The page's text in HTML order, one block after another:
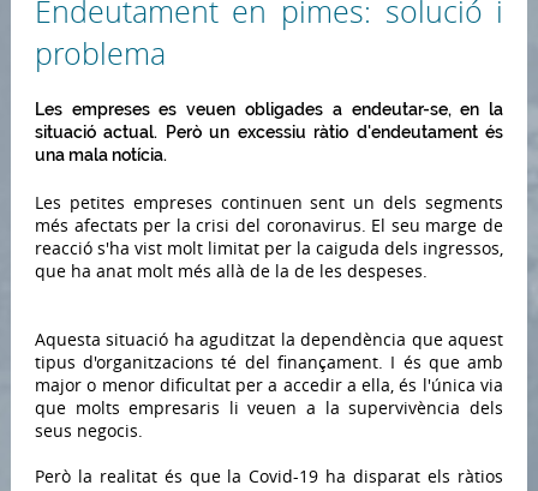
Endeutament en pimes: solució i
problema
Les empreses es veuen obligades a endeutar-se, en la
situació actual. Però un excessiu ràtio d'endeutament és
una mala notícia.
Les petites empreses continuen sent un dels segments
més afectats per la crisi del coronavirus. El seu marge de
reacció s'ha vist molt limitat per la caiguda dels ingressos,
que ha anat molt més allà de la de les despeses.
Aquesta situació ha aguditzat la dependència que aquest
tipus d'organitzacions té del finançament. I és que amb
major o menor dificultat per a accedir a ella, és l'única via
que molts empresaris li veuen a la supervivència dels
seus negocis.
Però la realitat és que la Covid-19 ha disparat els ràtios